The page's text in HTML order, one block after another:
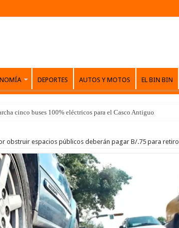
DEPORTES AUTOS Y MOTOS EL BIN BIN
cinco buses 100% eléctricos para el Casco Antiguo
obstruir espacios públicos deberán pagar B/.75 para retiro